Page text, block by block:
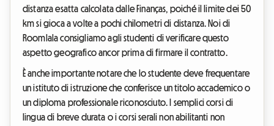
distanza esatta calcolata dalle Finanças, poiché il limite dei 50
km si gioca a volte a pochi chilometri di distanza. Noi di
Roomlala consigliamo agli studenti di verificare questo
aspetto geografico ancor prima di firmare il contratto.
È anche importante notare che lo studente deve frequentare
un istituto di istruzione che conferisce un titolo accademico o
un diploma professionale riconosciuto. I semplici corsi di
lingua di breve durata o i corsi serali non abilitanti non